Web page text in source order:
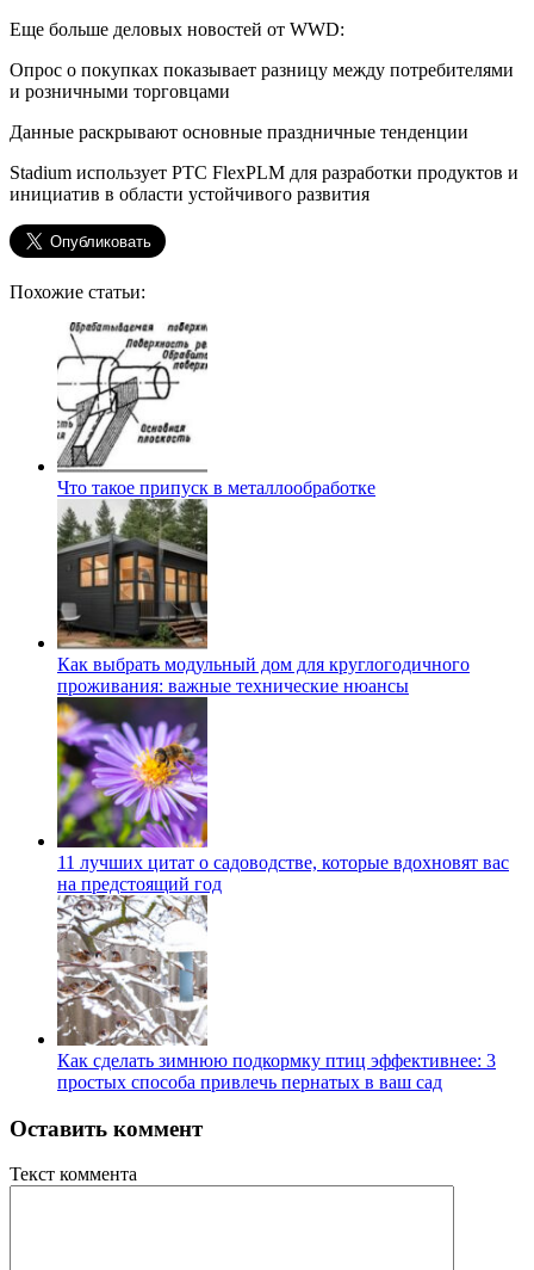
Еще больше деловых новостей от WWD:
Опрос о покупках показывает разницу между потребителями
и розничными торговцами
Данные раскрывают основные праздничные тенденции
Stadium использует PTC FlexPLM для разработки продуктов и
инициатив в области устойчивого развития
Похожие статьи:
Что такое припуск в металлообработке
Как выбрать модульный дом для круглогодичного
проживания: важные технические нюансы
11 лучших цитат о садоводстве, которые вдохновят вас
на предстоящий год
Как сделать зимнюю подкормку птиц эффективнее: 3
простых способа привлечь пернатых в ваш сад
Оставить коммент
Текст коммента